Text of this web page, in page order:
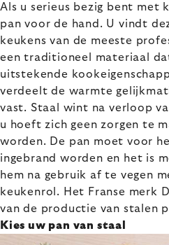
Als u serieus bezig bent met
pan voor de hand. U vindt
keukens van de meeste
een traditioneel materiaal
uitstekende
verdeelt de warmte
vast. Staal wint na verloop
u hoeft zich geen zorgen te
worden. De pan moet voor
ingebrand worden en het is
hem na gebruik af te vegen
keukenrol. Het Franse merk
van de productie van stalen
Kies uw pan van staal